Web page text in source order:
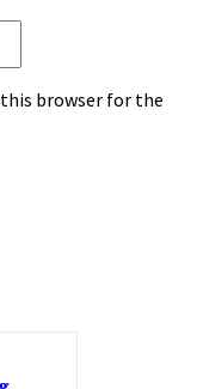
browser for the